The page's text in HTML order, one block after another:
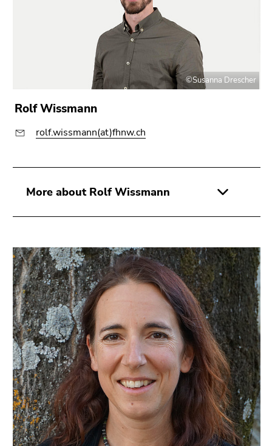
©Susanna Drescher
Rolf Wissmann
rolf.wissmann(at)fhnw.ch
More about Rolf Wissmann